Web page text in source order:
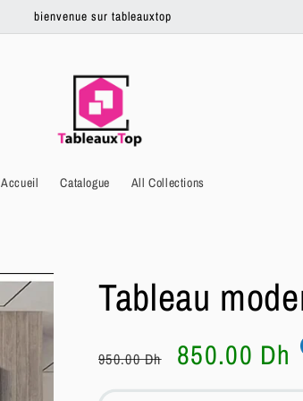
bienvenue sur tableauxtop
Accueil Catalogue All Collections
Tableau
Prix
habituel
950.00 Dh
Prix
soldé
850.00 Dh